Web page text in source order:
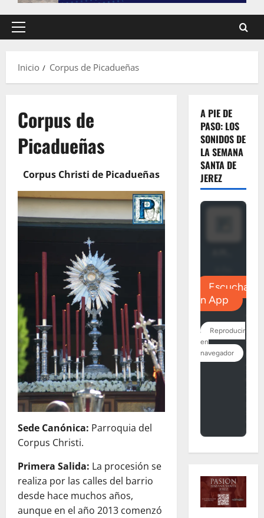
Menú
Inicio
Corpus de Picadueñas
Corpus de
Picadueñas
Corpus Christi de Picadueñas
Sede Canónica: Parroquia del
Corpus Christi.
Primera Salida: La procesión se
realiza por las calles del barrio
desde hace muchos años,
aunque en el año 2013 comenzó
A PIE DE
PASO: LOS
SONIDOS DE
LA SEMANA
SANTA DE
JEREZ